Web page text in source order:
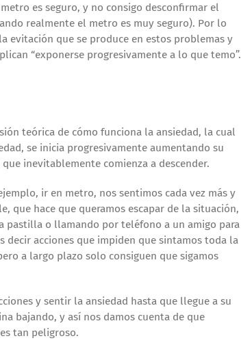
es seguro, y no consigo desconfirmar el
realmente el metro es muy seguro). Por lo
evitación que se produce en estos problemas y
“exponerse progresivamente a lo que temo”.
teórica de cómo funciona la ansiedad, la cual
se inicia progresivamente aumentando su
inevitablemente comienza a descender.
ir en metro, nos sentimos cada vez más y
que hace que queramos escapar de la situación,
pastilla o llamando por teléfono a un amigo para
decir acciones que impiden que sintamos toda la
a largo plazo solo consiguen que sigamos
y sentir la ansiedad hasta que llegue a su
bajando, y así nos damos cuenta de que
tan peligroso.